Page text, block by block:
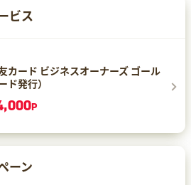
ビス
カード ビジネスオーナーズ ゴール
ド発行）
P
ーン